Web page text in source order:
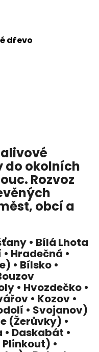
dřevo
do okolních
Rozvoz
obcí a
• Bílá Lhota
Hradečná •
• Bílsko •
• Hvozdečko •
• Kozov •
• Svojanov)
(Žerůvky) •
Daskabát •
•